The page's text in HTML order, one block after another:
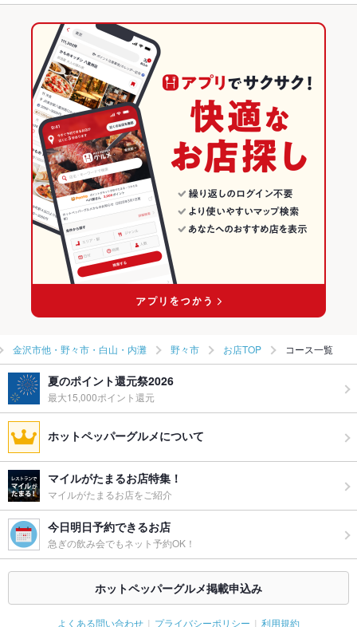
乙丸駅 × イタリアン・フレンチ
乙丸駅 × イタリアン
居酒屋
金沢市他・野々市・白山・内灘 × 居酒屋
金沢市他・野々市・白山・内灘 × 創作
乙丸駅 × 居酒屋
乙丸駅 × 創作
野々市 × 居酒屋
野々市 × 創作
石川 × イタリアン・フレンチ
石川 × イタリアン
石川 × 居酒屋
石川 × 創作
額住宅前駅
ジェラート 焼きパスタ
石川のグルメランキング
石川のイタリアン・フレンチランキング
石川のイタリアンランキング
金沢市他・野々市・白山・内灘のグルメランキング
金沢市他・野々市・白山・内灘のイタリアン・フレンチランキン
金沢市他・野々市・白山・内灘のイタリアンランキング
野々市のグルメランキング
野々市のイタリアン・フレンチランキング
金沢市他・野々市・白山・内灘 野々市 お店TOP コース一覧
夏のポイント還元祭2026
最大15,000ポイント還元
ホットペッパーグルメについて
マイルがたまるお店特集！
マイルがたまるお店をご紹介
今日明日予約できるお店
急ぎの飲み会でもネット予約OK！
ホットペッパーグルメ掲載申込み
よくある問い合わせ プライバシーポリシー 利用規約